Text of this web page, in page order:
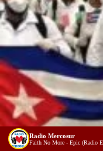
Radio Mercosur
Faith No More - Epic (Radio